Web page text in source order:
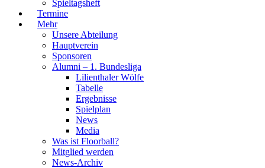
Spieltagsheft
Termine
Mehr
Unsere Abteilung
Hauptverein
Sponsoren
Alumni – 1. Bundesliga
Lilienthaler Wölfe
Tabelle
Ergebnisse
Spielplan
News
Media
Was ist Floorball?
Mitglied werden
News-Archiv